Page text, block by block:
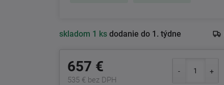
skladom 1 ksdodanie do 1. týdne
657 €
535 € bez DPH